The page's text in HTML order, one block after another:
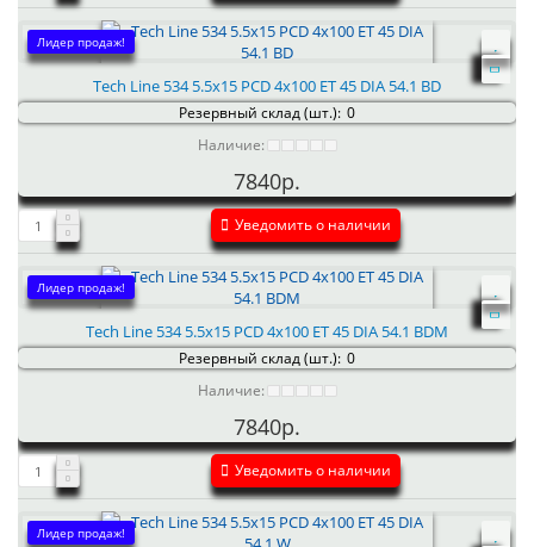
Лидер продаж!
Tech Line 534 5.5x15 PCD 4x100 ET 45 DIA 54.1 BD
Резервный склад (шт.): 0
Наличие:
7840р.
Уведомить о наличии
Лидер продаж!
Tech Line 534 5.5x15 PCD 4x100 ET 45 DIA 54.1 BDM
Резервный склад (шт.): 0
Наличие:
7840р.
Уведомить о наличии
Лидер продаж!